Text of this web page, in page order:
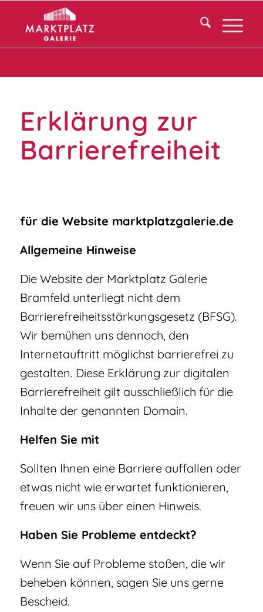
Erklärung zur
Barrierefreiheit
für die Website marktplatzgalerie.de
Allgemeine Hinweise
Die Website der Marktplatz Galerie
Bramfeld unterliegt nicht dem
Barrierefreiheitsstärkungsgesetz (BFSG).
Wir bemühen uns dennoch, den
Internetauftritt möglichst barrierefrei zu
gestalten. Diese Erklärung zur digitalen
Barrierefreiheit gilt ausschließlich für die
Inhalte der genannten Domain.
Helfen Sie mit
Sollten Ihnen eine Barriere auffallen oder
etwas nicht wie erwartet funktionieren,
freuen wir uns über einen Hinweis.
Haben Sie Probleme entdeckt?
Wenn Sie auf Probleme stoßen, die wir
beheben können, sagen Sie uns gerne
Bescheid.